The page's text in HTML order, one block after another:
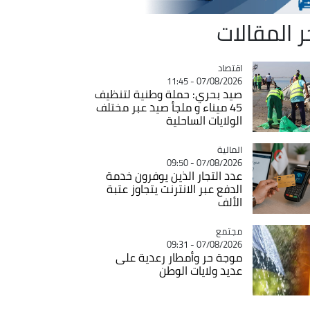
المقالات
Catégorie
اقتصاد
07/08/2026 - 11:45
صيد بحري: حملة وطنية لتنظيف
45 ميناء و ملجأ صيد عبر مختلف
الولايات الساحلية
Catégorie
المالية
07/08/2026 - 09:50
عدد التجار الذين يوفرون خدمة
الدفع عبر الانترنت يتجاوز عتبة
الألف
Catégorie
مجتمع
07/08/2026 - 09:31
موجة حر وأمطار رعدية على
عديد ولايات الوطن